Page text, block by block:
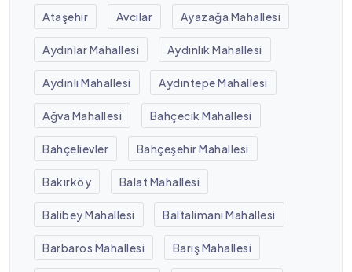
Ataşehir Avcılar Ayazağa Mahallesi
Aydınlar Mahallesi Aydınlık Mahallesi
Aydınlı Mahallesi Aydıntepe Mahallesi
Ağva Mahallesi Bahçecik Mahallesi
Bahçelievler Bahçeşehir Mahallesi
Bakırköy Balat Mahallesi
Balibey Mahallesi Baltalimanı Mahallesi
Barbaros Mahallesi Barış Mahallesi